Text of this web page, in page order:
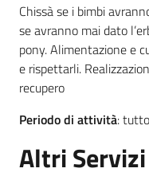
Chissà se i bimbi
se avranno mai dato
pony. Alimentazione e
e rispettarli.
recupero
Periodo di attività:
Altri Servizi